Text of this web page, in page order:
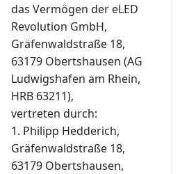
das Vermögen der eLED
Revolution GmbH,
Gräfenwaldstraße 18,
63179 Obertshausen (AG
Ludwigshafen am Rhein,
HRB 63211),
vertreten durch:
1. Philipp Hedderich,
Gräfenwaldstraße 18,
63179 Obertshausen,